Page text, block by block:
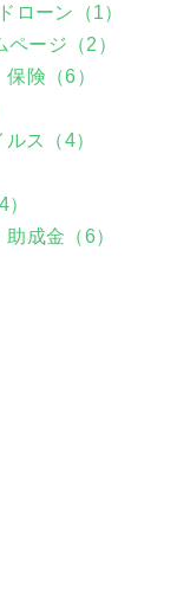
ローン（1）
ページ（2）
保険（6）
ス（4）
成金（6）